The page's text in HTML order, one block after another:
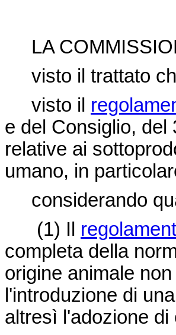
LA
visto il trattato
visto il
e del Consiglio, del
relative ai
umano, in
considerando
(1) Il
completa della
origine animale
l'introduzione di
altresì l'adozione